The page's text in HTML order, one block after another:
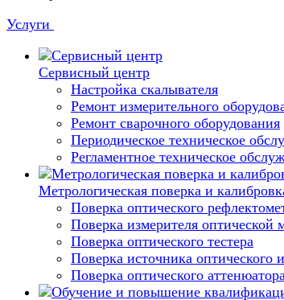
Услуги
Сервисный центр
Настройка скалывателя
Ремонт измерительного
Ремонт сварочного оборудования
Периодическое техническое
Регламентное техническое
Метрологическая поверка и
Поверка оптического
Поверка измерителя оптической
Поверка оптического тестера
Поверка источника оптического
Поверка оптического